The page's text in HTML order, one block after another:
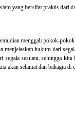
yang bersifat praktis dari
menggali pokok-
hukum dari
sesuatu, sehingga kita
akan selamat dan bahagia di